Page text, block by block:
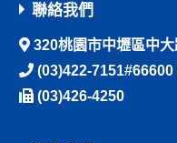
聯絡我們
320桃園市中壢區中
(03)422-7151#66600
(03)426-4250